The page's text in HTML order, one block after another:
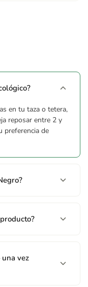
en tu taza o tetera,
reposar entre 2 y
preferencia de
vez